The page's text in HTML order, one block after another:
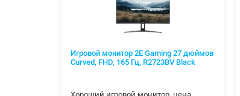
Игровой монитор 2E Gaming 27 дюймов
Curved, FHD, 165 Гц, R2723BV Black
Хороший игровой монитор, цена